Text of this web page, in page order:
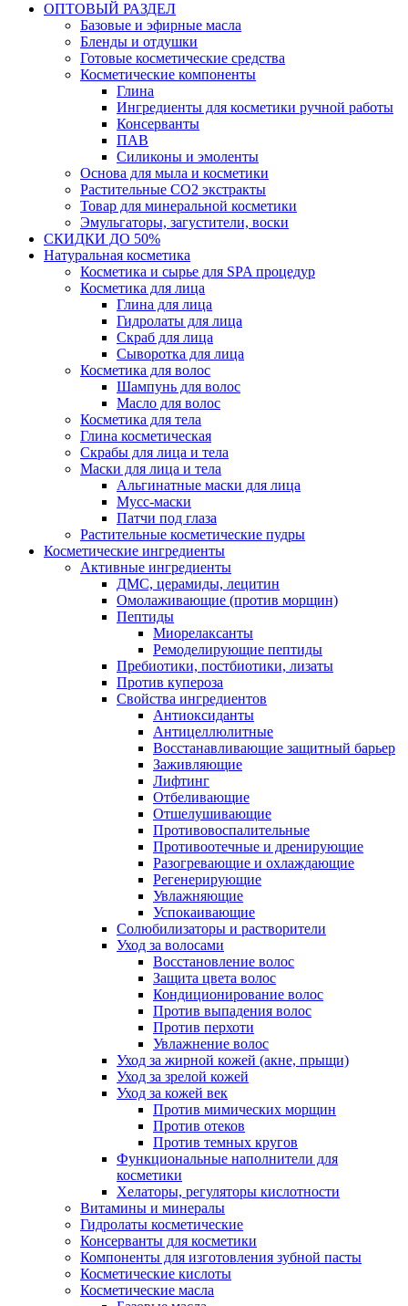
ОПТОВЫЙ РАЗДЕЛ
Базовые и эфирные масла
Бленды и отдушки
Готовые косметические средства
Косметические компоненты
Глина
Ингредиенты для косметики ручной работы
Консерванты
ПАВ
Силиконы и эмоленты
Основа для мыла и косметики
Растительные СО2 экстракты
Товар для минеральной косметики
Эмульгаторы, загустители, воски
СКИДКИ ДО 50%
Натуральная косметика
Косметика и сырье для SPA процедур
Косметика для лица
Глина для лица
Гидролаты для лица
Скраб для лица
Сыворотка для лица
Косметика для волос
Шампунь для волос
Масло для волос
Косметика для тела
Глина косметическая
Скрабы для лица и тела
Маски для лица и тела
Альгинатные маски для лица
Мусс-маски
Патчи под глаза
Растительные косметические пудры
Косметические ингредиенты
Активные ингредиенты
ДМС, церамиды, лецитин
Омолаживающие (против морщин)
Пептиды
Миорелаксанты
Ремоделирующие пептиды
Пребиотики, постбиотики, лизаты
Против купероза
Свойства ингредиентов
Антиоксиданты
Антицеллюлитные
Восстанавливающие защитный барьер
Заживляющие
Лифтинг
Отбеливающие
Отшелушивающие
Противовоспалительные
Противоотечные и дренирующие
Разогревающие и охлаждающие
Регенерирующие
Увлажняющие
Успокаивающие
Солюбилизаторы и растворители
Уход за волосами
Восстановление волос
Защита цвета волос
Кондиционирование волос
Против выпадения волос
Против перхоти
Увлажнение волос
Уход за жирной кожей (акне, прыщи)
Уход за зрелой кожей
Уход за кожей век
Против мимических морщин
Против отеков
Против темных кругов
Функциональные наполнители для
косметики
Хелаторы, регуляторы кислотности
Витамины и минералы
Гидролаты косметические
Консерванты для косметики
Компоненты для изготовления зубной пасты
Косметические кислоты
Косметические масла